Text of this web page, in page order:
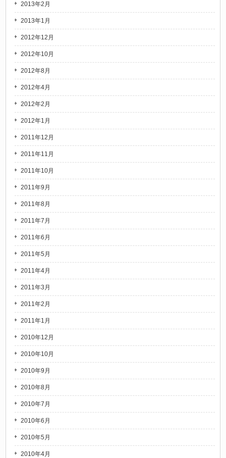
2013年2月
2013年1月
2012年12月
2012年10月
2012年8月
2012年4月
2012年2月
2012年1月
2011年12月
2011年11月
2011年10月
2011年9月
2011年8月
2011年7月
2011年6月
2011年5月
2011年4月
2011年3月
2011年2月
2011年1月
2010年12月
2010年10月
2010年9月
2010年8月
2010年7月
2010年6月
2010年5月
2010年4月